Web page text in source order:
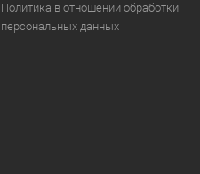
Политика в отношении обработки
персональных данных